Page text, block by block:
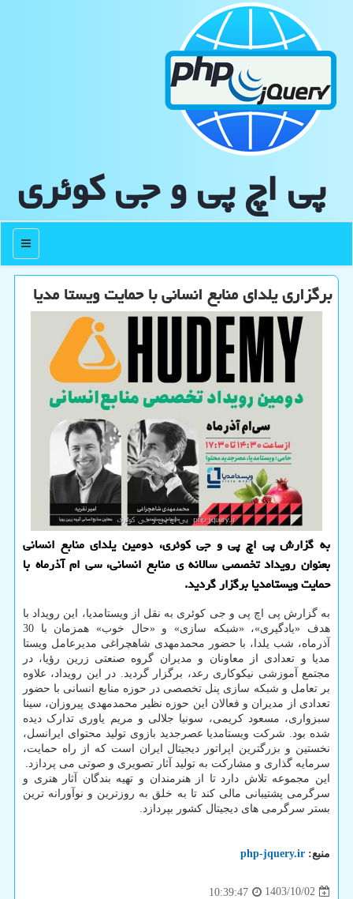
پی اچ پی و جی كوئری
منو
برگزاری یلدای منابع انسانی با حمایت ویستا مدیا
به گزارش پی اچ پی و جی کوئری، دومین یلدای منابع انسانی
بعنوان رویداد تخصصی سالانه ی منابع انسانی، سی ام آذرماه با
حمایت ویستامدیا برگزار گردید.
به گزارش پی اچ پی و جی کوئری به نقل از ویستامدیا، این رویداد با
هدف «یادگیری»، «شبکه سازی» و «حال خوب» همزمان با 30
آذرماه، شب یلدا، با حضور محمدمهدی شاهچراغی مدیرعامل ویستا
مدیا و تعدادی از معاونان و مدیران گروه صنعتی زرین رؤیا، در
مجتمع آموزشی نیکوکاری رعد، برگزار گردید. در این رویداد، علاوه
بر تعامل و شبکه سازی پنل تخصصی در حوزه منابع انسانی با حضور
تعدادی از مدیران و فعالان این حوزه نظیر محمدمهدی پیروزان، سینا
سبزواری، مسعود کریمی، سونیا جلالی و مریم یاوری تدارک دیده
شده بود. شرکت ویستامدیا عصرجدید بازوی تولید محتوای ایرانسل،
نخستین و بزرگترین اپراتور دیجیتال ایران است که از راه حمایت،
سرمایه گذاری و مشارکت به تولید آثار تصویری و صوتی می پردازد.
این مجموعه تلاش دارد تا از هنرمندان و تهیه بندگان آثار هنری و
سرگرمی پشتیبانی مالی کند تا به خلق به روزترین و نوآورانه ترین
بستر سرگرمی های دیجیتال کشور بپردازد.
منبع: php-jquery.ir
1403/10/02
10:39:47